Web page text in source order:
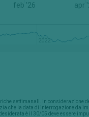
feb '26 apr
2022
settimanali. In considerazione
che la data di interrogazione da
è il 30/05 deve essere